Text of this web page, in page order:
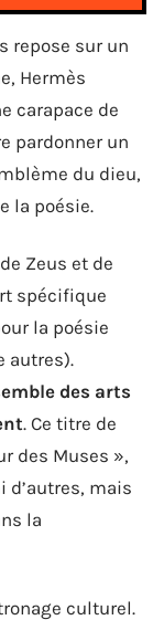
repose sur un
Hermès
carapace de
pardonner un
du dieu,
la poésie.
Zeus et de
spécifique
la poésie
autres).
des arts
. Ce titre de
des Muses »,
mais
la
culturel.